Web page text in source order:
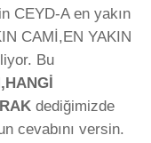
CEYD-A en yakın
CAMİ,EN YAKIN
Bu
dediğimizde
cevabını versin.